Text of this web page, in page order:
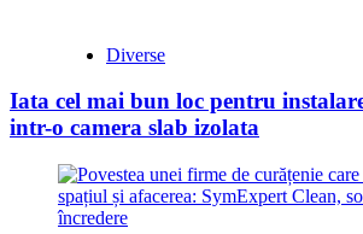
Diverse
Iata cel mai bun loc pentru
intr-o camera slab izolata